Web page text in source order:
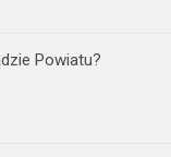
Powiatu?